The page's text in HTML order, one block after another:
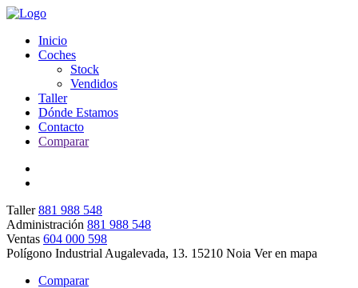
Inicio
Coches
Stock
Vendidos
Taller
Dónde Estamos
Contacto
Comparar
Taller881 988 548
Administración 881 988 548
Ventas 604 000 598
Polígono Industrial Augalevada, 13. 15210 Noia Ver en mapa
Comparar